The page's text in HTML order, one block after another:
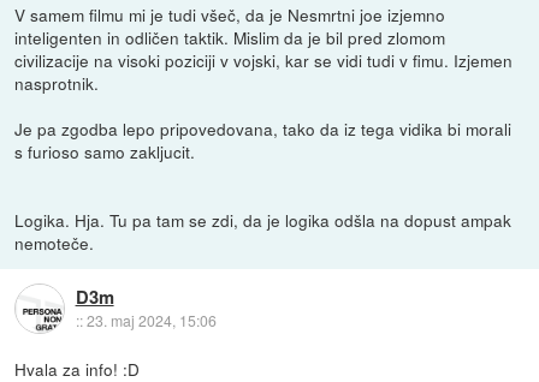
V samem filmu mi je tudi všeč, da je Nesmrtni joe izjemno
inteligenten in odličen taktik. Mislim da je bil pred zlomom
civilizacije na visoki poziciji v vojski, kar se vidi tudi v fimu. Izjemen
nasprotnik.
Je pa zgodba lepo pripovedovana, tako da iz tega vidika bi morali
s furioso samo zakljucit.
Logika. Hja. Tu pa tam se zdi, da je logika odšla na dopust ampak
nemoteče.
D3m
::23. maj 2024, 15:06
Hvala za info! :D